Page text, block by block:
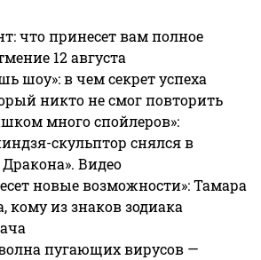
что принесет вам полное
12 августа
шоу»: в чем секрет успеха
никто не смог повторить
много спойлеров»:
скульптор снялся в
Видео
новые возможности»: Тамара
кому из знаков зодиака
пугающих вирусов —